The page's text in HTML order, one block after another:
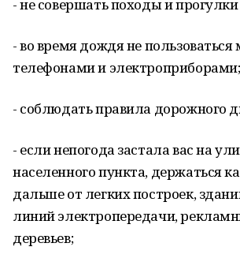
- не совершать походы и прогулки
- во время дождя не
телефонами и электроприборами;
- соблюдать правила дорожного
- если непогода застала вас на
населенного пункта, держаться
дальше от легких построек,
линий электропередачи,
деревьев;